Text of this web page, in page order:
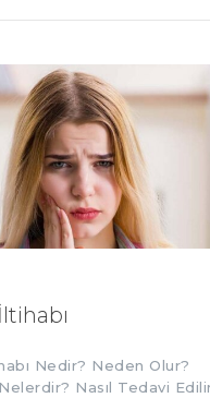
Nedir? Neden Olur?
Nasıl Tedavi